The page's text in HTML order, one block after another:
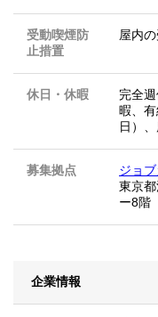
受動喫煙防
止措置
屋内
休日・休暇
完全
暇、
日）
募集拠点
ジョ
東京
ー8階
企業情報